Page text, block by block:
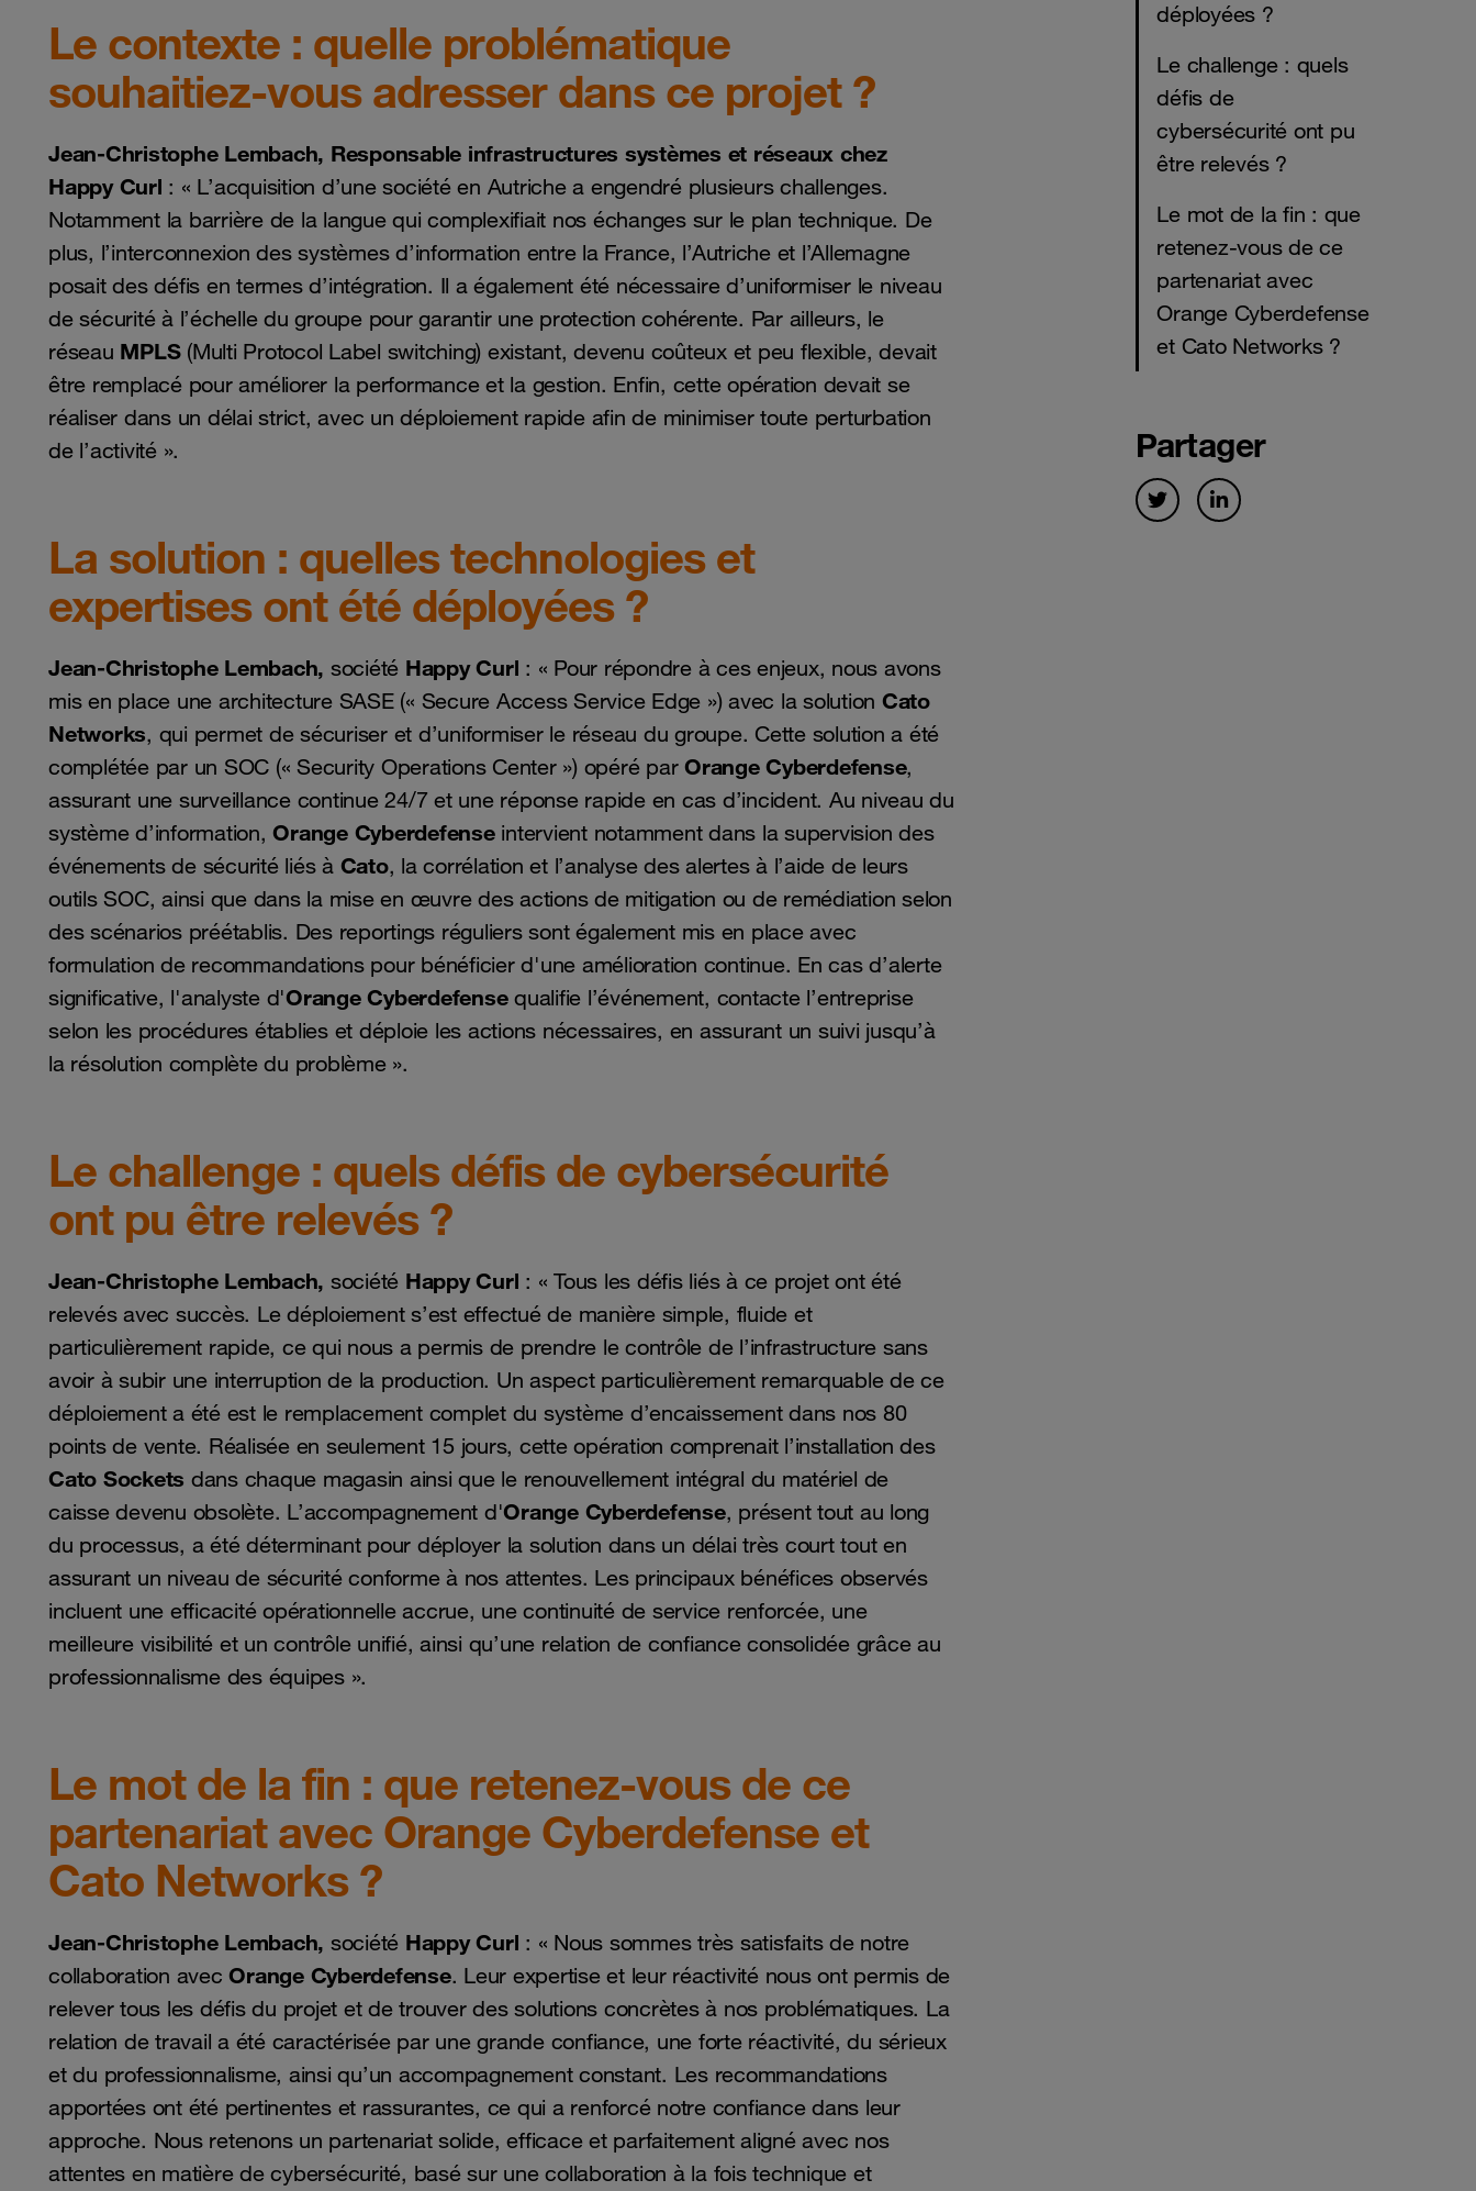
déployées ?
Le challenge : quels
défis de
cybersécurité ont pu
être relevés ?
Le mot de la fin : que
retenez-vous de ce
partenariat avec
Orange Cyberdefense
et Cato Networks ?
Partager
Le contexte : quelle problématique
souhaitiez-vous adresser dans ce projet ?
Jean-Christophe Lembach, Responsable infrastructures systèmes et réseaux chez
Happy Curl : « L’acquisition d’une société en Autriche a engendré plusieurs challenges.
Notamment la barrière de la langue qui complexifiait nos échanges sur le plan technique. De
plus, l’interconnexion des systèmes d’information entre la France, l’Autriche et l’Allemagne
posait des défis en termes d’intégration. Il a également été nécessaire d’uniformiser le niveau
de sécurité à l’échelle du groupe pour garantir une protection cohérente. Par ailleurs, le
réseau MPLS (Multi Protocol Label switching) existant, devenu coûteux et peu flexible, devait
être remplacé pour améliorer la performance et la gestion. Enfin, cette opération devait se
réaliser dans un délai strict, avec un déploiement rapide afin de minimiser toute perturbation
de l’activité ».
La solution : quelles technologies et
expertises ont été déployées ?
Jean-Christophe Lembach, société Happy Curl : « Pour répondre à ces enjeux, nous avons
mis en place une architecture SASE (« Secure Access Service Edge ») avec la solution Cato
Networks, qui permet de sécuriser et d’uniformiser le réseau du groupe. Cette solution a été
complétée par un SOC (« Security Operations Center ») opéré par Orange Cyberdefense,
assurant une surveillance continue 24/7 et une réponse rapide en cas d’incident. Au niveau du
système d’information,Orange Cyberdefenseintervient notamment dans la supervision des
événements de sécurité liés à Cato, la corrélation et l’analyse des alertes à l’aide de leurs
outils SOC, ainsi que dans la mise en œuvre des actions de mitigation ou de remédiation selon
des scénarios préétablis. Des reportings réguliers sont également mis en place avec
formulation de recommandations pour bénéficier d'une amélioration continue. En cas d’alerte
significative, l'analyste d'Orange Cyberdefensequalifie l’événement, contacte l’entreprise
selon les procédures établies et déploie les actions nécessaires, en assurant un suivi jusqu’à
la résolution complète du problème ».
Le challenge : quels défis de cybersécurité
ont pu être relevés ?
Jean-Christophe Lembach, société Happy Curl : « Tous les défis liés à ce projet ont été
relevés avec succès. Le déploiement s’est effectué de manière simple, fluide et
particulièrement rapide, ce qui nous a permis de prendre le contrôle de l’infrastructure sans
avoir à subir une interruption de la production. Un aspect particulièrement remarquable de ce
déploiement a été est le remplacement complet du système d’encaissement dans nos 80
points de vente. Réalisée en seulement 15 jours, cette opération comprenait l’installation des
Cato Sockets dans chaque magasin ainsi que le renouvellement intégral du matériel de
caisse devenu obsolète. L’accompagnement d'Orange Cyberdefense, présent tout au long
du processus, a été déterminant pour déployer la solution dans un délai très court tout en
assurant un niveau de sécurité conforme à nos attentes. Les principaux bénéfices observés
incluent une efficacité opérationnelle accrue, une continuité de service renforcée, une
meilleure visibilité et un contrôle unifié, ainsi qu’une relation de confiance consolidée grâce au
professionnalisme des équipes ».
Le mot de la fin : que retenez-vous de ce
partenariat avec Orange Cyberdefense et
Cato Networks ?
Jean-Christophe Lembach, société Happy Curl : « Nous sommes très satisfaits de notre
collaboration avecOrange Cyberdefense. Leur expertise et leur réactivité nous ont permis de
relever tous les défis du projet et de trouver des solutions concrètes à nos problématiques. La
relation de travail a été caractérisée par une grande confiance, une forte réactivité, du sérieux
et du professionnalisme, ainsi qu’un accompagnement constant. Les recommandations
apportées ont été pertinentes et rassurantes, ce qui a renforcé notre confiance dans leur
approche. Nous retenons un partenariat solide, efficace et parfaitement aligné avec nos
attentes en matière de cybersécurité, basé sur une collaboration à la fois technique et